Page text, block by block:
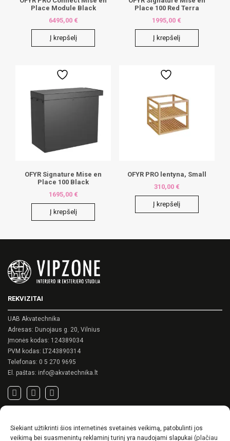
Siekiant užtikrinti šios internetinės svetainės veikimą, patobulinti jos
veikimą bei suasmenintų reklaminį turinį yra naudojami slapukai (plačiau
Place Module Black
6495,00 €
Į krepšelį
Place 100 Red Terra
1995,00 €
Į krepšelį
OFYR Signature Mise en
Place 100 Black
1695,00 €
Į krepšelį
OFYR PRO lentyna, Small
310,00 €
Į krepšelį
REKVIZITAI
UAB Akvatechnika
Adresas: Dunojaus g. 20, Vilnius
Įmonės kodas: 124389034
PVM kodas: LT243890314
Telefonas: 0 5 270 9695
El. paštas: info@akvatechnika.lt
Privatumo politika